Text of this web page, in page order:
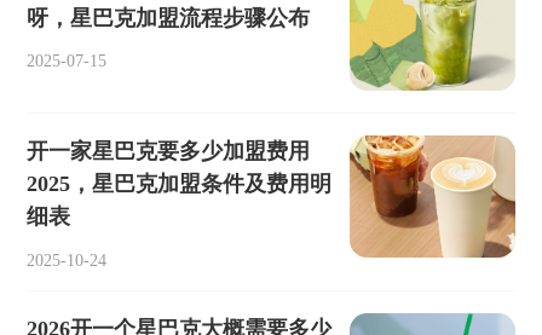
呀，星巴克加盟流程步骤公布
2025-07-15
开一家星巴克要多少加盟费用
2025，星巴克加盟条件及费用明
细表
2025-10-24
2026开一个星巴克大概需要多少